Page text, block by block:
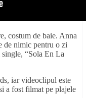
costum de baie. Anna
de nimic pentru o zi
“Sola En La
iar videoclipul este
a fost filmat pe plajele